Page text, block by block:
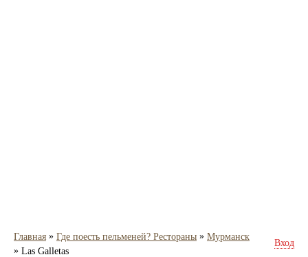
Главная » Где поесть пельменей? Рестораны » Мурманск
» Las Galletas
Вход